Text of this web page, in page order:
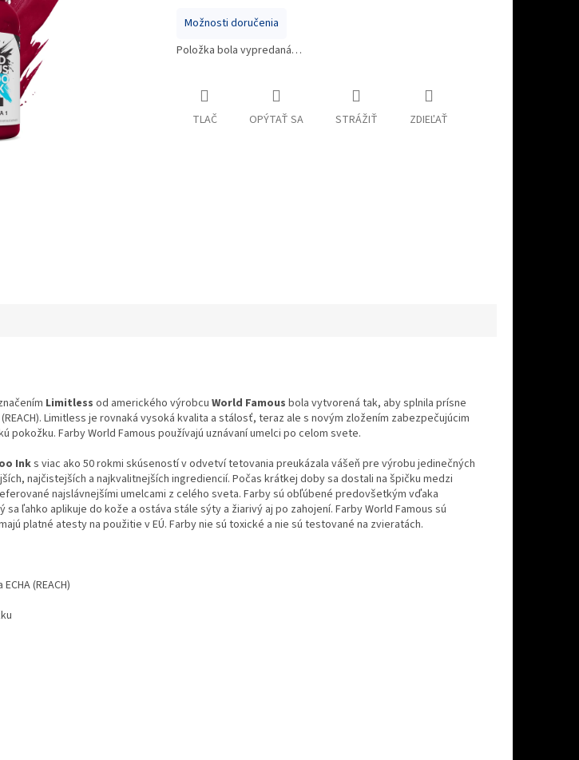
Možnosti doručenia
Položka bola vypredaná…
TLAČ OPÝTAŤ SA STRÁŽIŤ ZDIEĽAŤ
Limitless od amerického výrobcu World Famous bola vytvorená tak, aby splnila prísne
(REACH). Limitless je rovnaká vysoká kvalita a stálosť, teraz ale s novým zložením zabezpečujúcim
pokožku. Farby World Famous používajú uznávaní umelci po celom svete.
Inks viac ako 50 rokmi skúseností v odvetví tetovania preukázala vášeň pre výrobu jedinečných
najčistejších a najkvalitnejších ingrediencií. Počas krátkej doby sa dostali na špičku medzi
najslávnejšími umelcami z celého sveta. Farby sú obľúbené predovšetkým vďaka
ľahko aplikuje do kože a ostáva stále sýty a žiarivý aj po zahojení. Farby World Famous sú
platné atesty na použitie v EÚ. Farby nie sú toxické a nie sú testované na zvieratách.
(REACH)